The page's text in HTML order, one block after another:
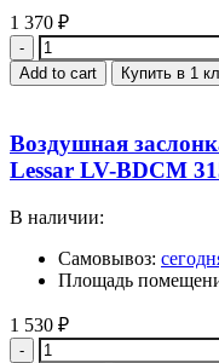
1 370 ₽
Quantity
Add to cart Купить в 1
Воздушная
Lessar LV-BDCM
В наличии:
Самовывоз:
Площадь
1 530 ₽
Quantity